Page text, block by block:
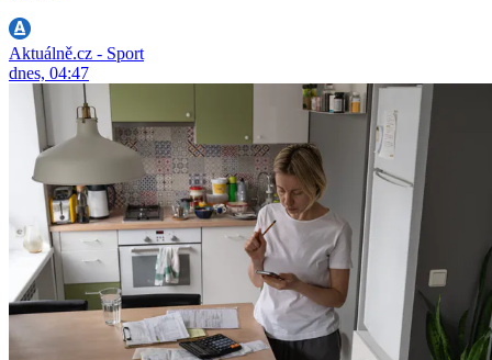
Aktuálně.cz - Sport
dnes, 04:47